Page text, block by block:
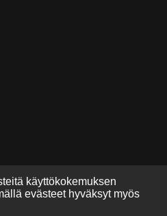
käyttökokemuksen
evästeet hyväksyt myös